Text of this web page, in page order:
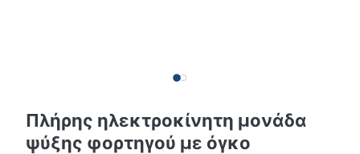
Πλήρης ηλεκτροκίνητη μονάδα
ψύξης φορτηγού με όγκο